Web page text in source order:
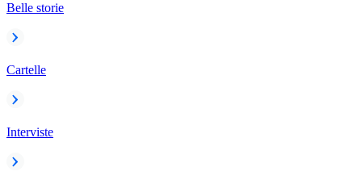
Belle storie
Cartelle
Interviste